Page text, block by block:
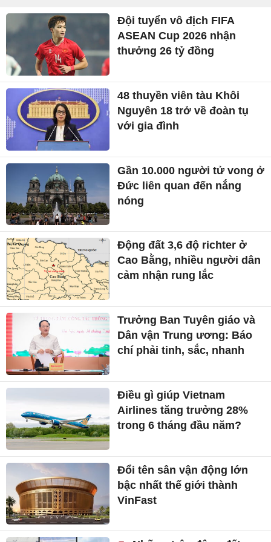
Đội tuyển vô địch FIFA
ASEAN Cup 2026 nhận
thưởng 26 tỷ đồng
48 thuyền viên tàu Khôi
Nguyên 18 trở về đoàn tụ
với gia đình
Gần 10.000 người tử vong ở
Đức liên quan đến nắng
nóng
Động đất 3,6 độ richter ở
Cao Bằng, nhiều người dân
cảm nhận rung lắc
Trưởng Ban Tuyên giáo và
Dân vận Trung ương: Báo
chí phải tinh, sắc, nhanh
Điều gì giúp Vietnam
Airlines tăng trưởng 28%
trong 6 tháng đầu năm?
Đổi tên sân vận động lớn
bậc nhất thế giới thành
VinFast